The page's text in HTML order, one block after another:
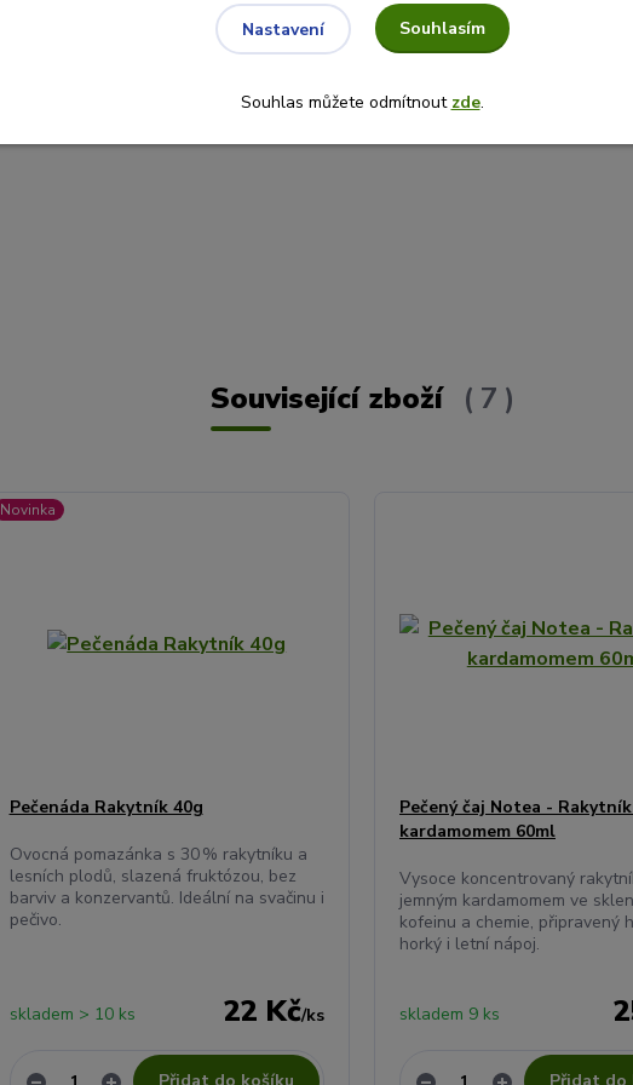
Související zboží 7
Novinka
Pečenáda Rakytník 40g
Ovocná pomazánka s 30 % rakytníku a
lesních plodů, slazená fruktózou, bez
barviv a konzervantů. Ideální na svačinu i
pečivo.
22 Kč/ks
skladem > 10 ks
Pečený čaj Notea -
kardamomem 60ml
Vysoce koncentrovaný
jemným kardamomem ve
kofeinu a chemie, připravený
horký i letní nápoj.
skladem 9 ks
Nastavení Souhlasím
Souhlas můžete odmítnout zde.